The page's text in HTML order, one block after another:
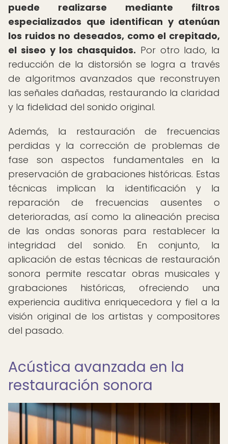
puede realizarse mediante filtros
especializados que identifican y atenúan
los ruidos no deseados, como el crepitado,
el siseo y los chasquidos. Por otro lado, la
reducción de la distorsión se logra a través
de algoritmos avanzados que reconstruyen
las señales dañadas, restaurando la claridad
y la fidelidad del sonido original.
Además, la restauración de frecuencias
perdidas y la corrección de problemas de
fase son aspectos fundamentales en la
preservación de grabaciones históricas. Estas
técnicas implican la identificación y la
reparación de frecuencias ausentes o
deterioradas, así como la alineación precisa
de las ondas sonoras para restablecer la
integridad del sonido. En conjunto, la
aplicación de estas técnicas de restauración
sonora permite rescatar obras musicales y
grabaciones históricas, ofreciendo una
experiencia auditiva enriquecedora y fiel a la
visión original de los artistas y compositores
del pasado.
Acústica avanzada en la
restauración sonora